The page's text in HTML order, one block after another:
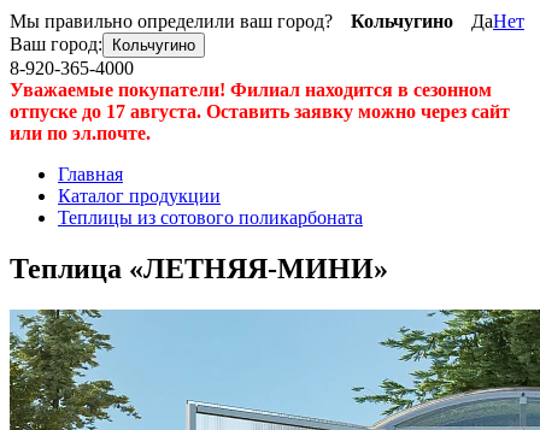
Мы правильно определили ваш город?
Кольчугино ДаНет
Ваш город:
Кольчугино
8-920-365-4000
Уважаемые покупатели! Филиал находится в сезонном
отпуске до 17 августа. Оставить заявку можно через сайт
или по эл.почте.
Главная
Каталог продукции
Теплицы из сотового поликарбоната
Теплица «ЛЕТНЯЯ-МИНИ»